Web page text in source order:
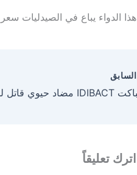
هذا الدواء يباع في الصيدليات سعر الامبول
السابق
اترك تعليقاً